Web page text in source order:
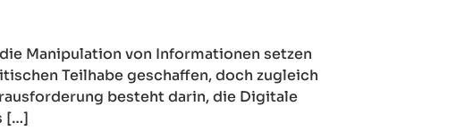
Manipulation von Informationen setzen
Teilhabe geschaffen, doch zugleich
besteht darin, die Digitale
[…]